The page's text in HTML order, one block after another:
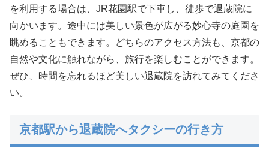
を利用する場合は、JR花園駅で下車し、徒歩で退蔵院に
向かいます。途中には美しい景色が広がる妙心寺の庭園を
眺めることもできます。どちらのアクセス方法も、京都の
自然や文化に触れながら、旅行を楽しむことができます。
ぜひ、時間を忘れるほど美しい退蔵院を訪れてみてくださ
い。
京都駅から退蔵院へタクシーの行き方